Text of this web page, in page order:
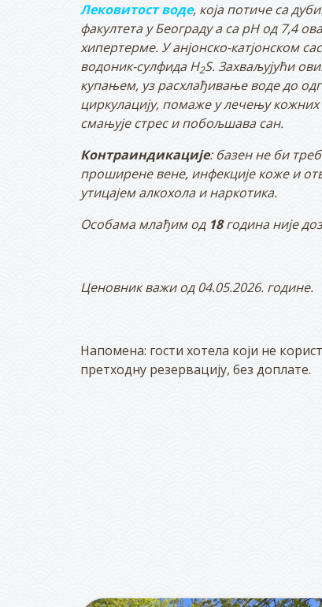
Лековитост воде, којапотичеса
факултета у Београду а са pH од 7,4
хипертерме. У анјонско-катјонском
водоник-сулфида H2S. Захваљујући
купањем, уз расхлађивање воде до
циркулацију, помаже у лечењу
смањује стрес и побољшава сан.
Контраиндикације: базен не би
проширене вене, инфекције коже и
утицајем алкохола и наркотика.
Особама млађим од 18 година није
Ценовник важи од 04.05.2026. године.
Напомена: гости хотела који не
претходну резервацију, без доплате.